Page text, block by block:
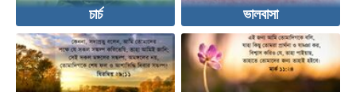
চার্চ ভালবাসা